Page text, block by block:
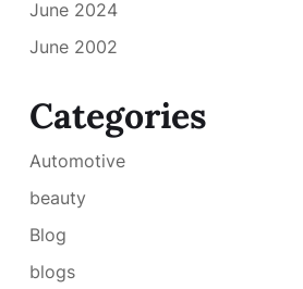
June 2024
June 2002
Categories
Automotive
beauty
Blog
blogs